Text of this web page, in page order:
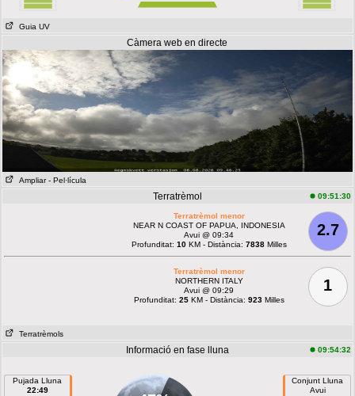
Guia UV
Càmera web en directe
Ampliar - Pel·lícula
Terratrèmol 09:51:30
2.7
Terratrèmol menor
NEAR N COAST OF PAPUA, INDONESIA
Avui @ 09:34
Profunditat: 10KM - Distància: 7838Milles
1
Terratrèmol menor
NORTHERN ITALY
Avui @ 09:29
Profunditat: 25KM - Distància: 923Milles
Terratrèmols
Informació en fase lluna 09:54:32
Pujada Lluna
22:49
Conjunt Lluna
Avui